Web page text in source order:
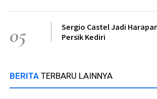
05
Sergio Castel Jadi
Persik Kediri
BERITA TERBARU LAINNYA